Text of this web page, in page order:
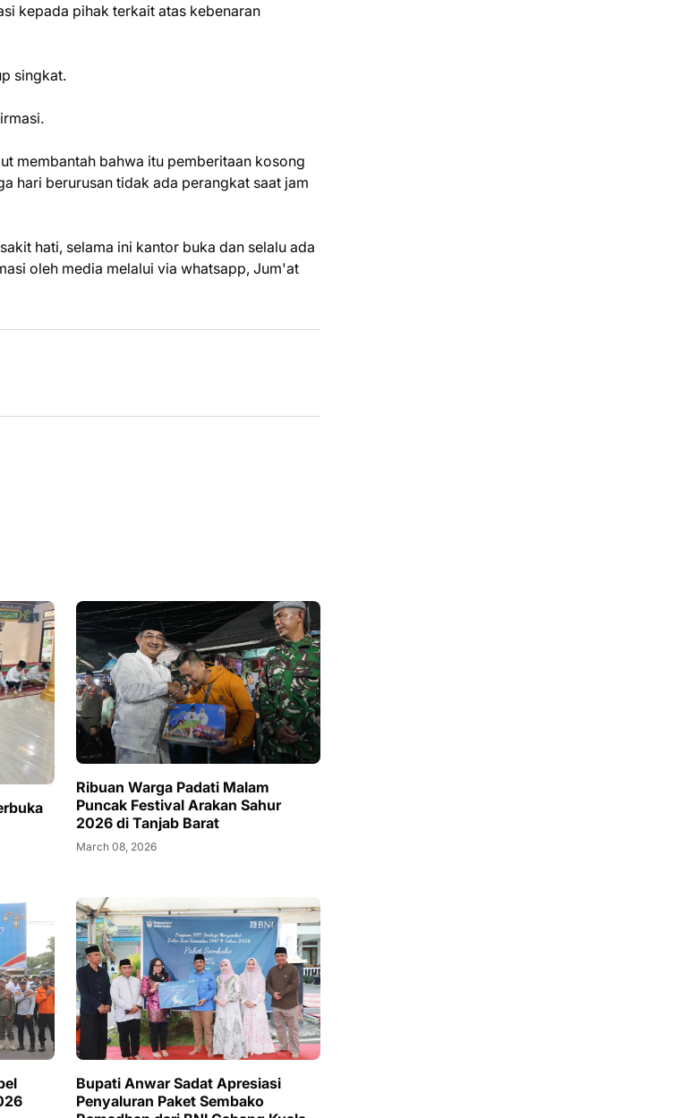
kepada pihak terkait atas kebenaran
singkat.
membantah bahwa itu pemberitaan kosong
hari berurusan tidak ada perangkat saat jam
hati, selama ini kantor buka dan selalu ada
oleh media melalui via whatsapp, Jum'at
Ribuan Warga Padati Malam
Puncak Festival Arakan Sahur
2026 di Tanjab Barat
March 08, 2026
Bupati Anwar Sadat Apresiasi
Penyaluran Paket Sembako